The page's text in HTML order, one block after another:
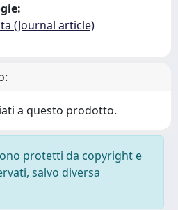
(Journal article)
a questo prodotto.
protetti da copyright e
salvo diversa